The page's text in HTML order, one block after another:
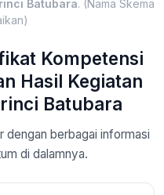
Batubara. (Nama Skema
Kompetensi
Hasil Kegiatan
Batubara
dengan berbagai informasi
di dalamnya.